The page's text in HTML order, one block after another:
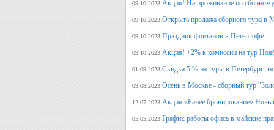
09.10.2023 Акция! На проживание по
09.10.2023 Открыта продажа сборного тура в
09.10.2023 Праздник фонтанов в Петергофе
09.10.2023 Акция! +2% к комиссии на тур
01.09.2023 Скидка 5 % на туры в Петербург -
09.08.2023 Осень в Москве - сборный тур
12.07.2023 Акция «Ранее бронирование»
05.05.2023 График работы офиса в майские